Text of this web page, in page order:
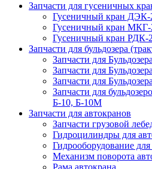
Запчасти для гусеничных
Гусеничный кран ДЭК-
Гусеничный кран МКГ-
Гусеничный кран РДК-
Запчасти для бульдозера
Запчасти для
Запчасти для
Запчасти для
Запчасти для
Б-10, Б-10М
Запчасти для автокранов
Запчасти грузовой
Гидроцилиндры для
Гидрооборудование для
Механизм поворота
Рама автокрана